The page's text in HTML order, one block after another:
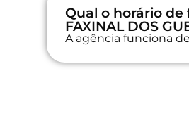
Qual o horário
FAXINAL DOS
A agência funciona